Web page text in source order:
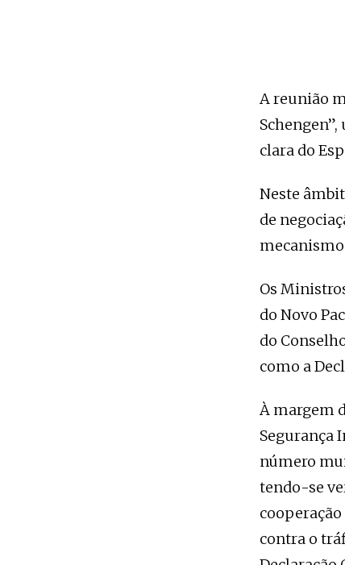
A reunião
clara do
Neste
de
mecanismo
Os
do Novo
do
como a
À margem
Segurança
número
tendo-se
contra o